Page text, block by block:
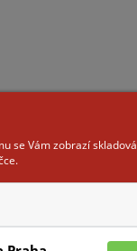
se Vám zobrazí skladová